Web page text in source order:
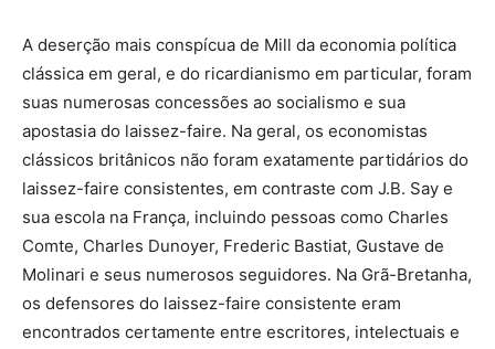
A deserção mais conspícua de Mill da economia política
clássica em geral, e do ricardianismo em particular, foram
suas numerosas concessões ao socialismo e sua
apostasia do laissez-faire. Na geral, os economistas
clássicos britânicos não foram exatamente partidários do
laissez-faire consistentes, em contraste com J.B. Say e
sua escola na França, incluindo pessoas como Charles
Comte, Charles Dunoyer, Frederic Bastiat, Gustave de
Molinari e seus numerosos seguidores. Na Grã-Bretanha,
os defensores do laissez-faire consistente eram
encontrados certamente entre escritores, intelectuais e